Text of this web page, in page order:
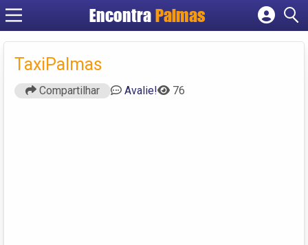
Encontra Palmas
Cadastrar empresa
TaxiPalmas
Compartilhar Avalie! 76